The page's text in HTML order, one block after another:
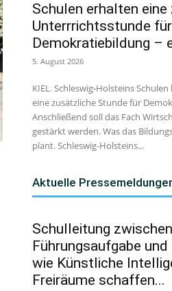
Schulen erhalten
Unterrrichtsstunde für
Demokratiebildung –
5. August 2026
KIEL. Schleswig-Holsteins
eine zusätzliche Stunde für
Anschließend soll das Fach
gestärkt werden. Was das
plant. Schleswig-Holsteins...
Aktuelle
Schulleitung zwischen
Führungsaufgabe
wie Künstliche
Freiräume schaffen...